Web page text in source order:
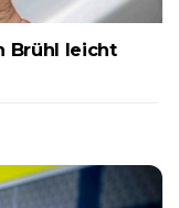
Brühl leicht